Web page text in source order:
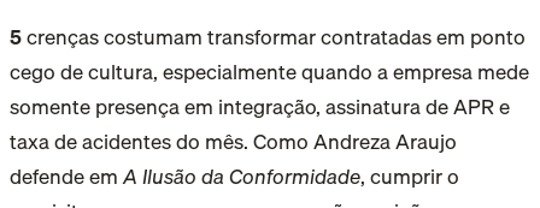
5crenças costumam transformar contratadas em ponto
cego de cultura, especialmente quando a empresa mede
somente presença em integração, assinatura de APR e
taxa de acidentes do mês. Como Andreza Araujo
defende emA Ilusão da Conformidade, cumprir o